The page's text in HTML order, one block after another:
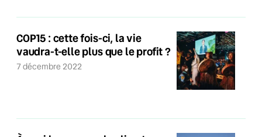
COP15 : cette fois-ci, la vie
vaudra-t-elle plus que le profit ?
7 décembre 2022